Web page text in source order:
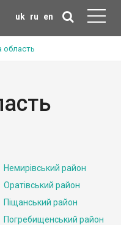
uk ru en
область
Немирівський район
Оратівський район
Піщанський район
Погребищенський район